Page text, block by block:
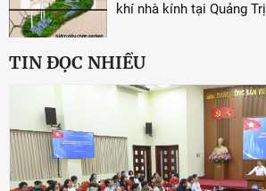
khí nhà kính tại Quảng Trị
TIN ĐỌC NHIỀU